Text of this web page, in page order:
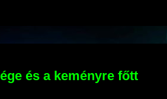
és a keményre főtt